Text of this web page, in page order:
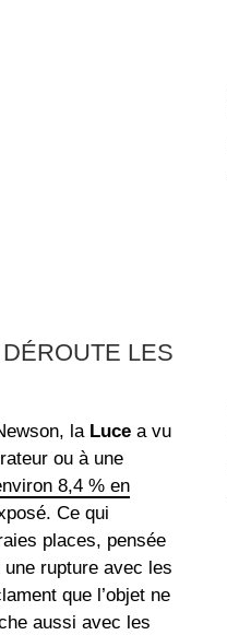
LES
la Luce a vu
ou à une
8,4 % en
Ce qui
places, pensée
rupture avec les
que l’objet ne
aussi avec les